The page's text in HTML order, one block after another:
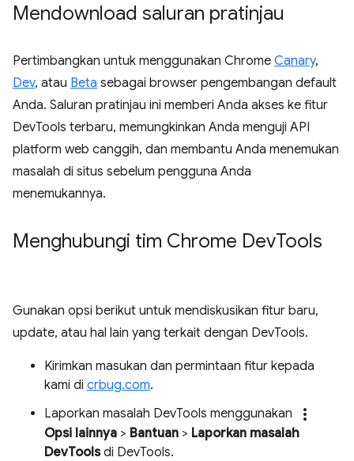
Mendownload saluran pratinjau
Pertimbangkan untuk menggunakan Chrome Canary,
Dev, atau Beta sebagai browser pengembangan default
Anda. Saluran pratinjau ini memberi Anda akses ke fitur
DevTools terbaru, memungkinkan Anda menguji API
platform web canggih, dan membantu Anda menemukan
masalah di situs sebelum pengguna Anda
menemukannya.
Menghubungi tim Chrome DevTools
Gunakan opsi berikut untuk mendiskusikan fitur baru,
update, atau hal lain yang terkait dengan DevTools.
Kirimkan masukan dan permintaan fitur kepada
kami di crbug.com.
Laporkan masalah DevTools menggunakan
more_vert
Opsi lainnya > Bantuan > Laporkan masalah
DevToolsdi DevTools.